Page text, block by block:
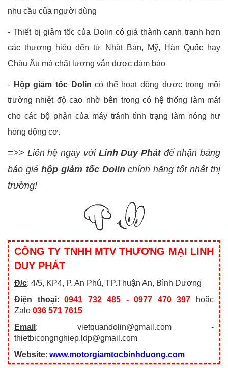
nhu cầu của người dùng
- Thiết bị giảm tốc của Dolin có giá thành cạnh tranh hơn
các thương hiệu đến từ Nhật Bản, Mỹ, Hàn Quốc hay
Châu Âu mà chất lượng vẫn được đảm bảo
- Hộp giảm tốc Dolin có thể hoạt động được trong môi
trường nhiệt độ cao nhờ bên trong có hệ thống làm mát
cho các bộ phận của máy tránh tình trạng làm nóng hư
hỏng động cơ.
=>> Liên hệ ngay với Linh Duy Phátđể nhận bảng
báo giá hộp giảm tốc Dolinchính hãng tốt nhất thị
trường!
CÔNG TY TNHH MTV THƯƠNG MẠI LINH
DUY PHÁT
Đ/c: 4/5, KP4, P. An Phú, TP.Thuận An, Bình Dương
Điện thoại:0941 732 485 - 0977 470 397 hoặc
Zalo 036 571 7615
Email : vietquandolin@gmail.com -
thietbicongnghiep.ldp@gmail.com
Website: www.motorgiamtocbinhduong.com